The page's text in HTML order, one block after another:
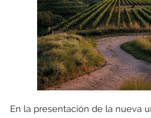
En la presentación de la nueva